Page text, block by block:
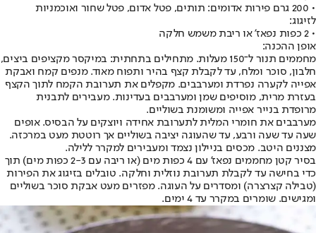
• 200 גרם פירות אדומים: תותים, פטל אדום, פטל שחור ואוכמניות
לזיגוג:
• 2 כפות נפאז' או ריבת משמש חלקה
אופן ההכנה:
מחממים תנור ל־150 מעלות. מתחילים בתחתית: במיקסר מקציפים ביצים,
חלבון, סוכר ומלח, עד לקבלת קצף בהיר ותפוח מאוד. מנפים קמח ואבקת
אפייה לקערה נפרדת ומערבבים. מקפלים את תערובת הקמח לתוך הקצף
בעזרת מרית, מוסיפים שמן ומערבבים בעדינות. מעבירים לתבנית
מרופדת בנייר אפייה ומשומנת בשוליים.
מערבבים את חומרי המלית לתערובת אחידה ויוצקים על הבסיס. אופים
שעה עד שעה ורבע, עד שהעוגה יציבה בשוליים אך רוטטת מעט במרכזה.
מצננים היטב. מכסים בניילון נצמד ומעבירים למקרר ללילה.
בסיר קטן מחממים נפאז' עם 4 כפות מים (או ריבה עם 2-3 כפות מים) תוך
כדי בחישה עד לקבלת תערובת נוזלית וחלקה. טובלים בזיגוג את הפירות
(טבילה קצרצרה) ומסדרים על העוגה. מפזרים מעט אבקת סוכר בשוליים
ומגישים. שומרים במקרר עד 4 ימים.